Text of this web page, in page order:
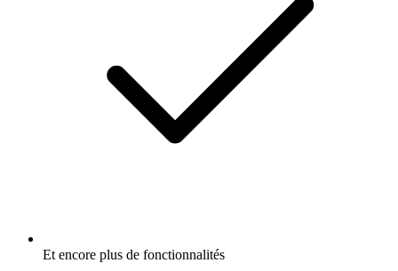
Et encore plus de fonctionnalités